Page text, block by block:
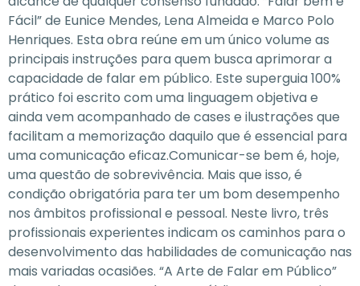
Fácil” de Eunice Mendes, Lena Almeida e Marco Polo
Henriques. Esta obra reúne em um único volume as
principais instruções para quem busca aprimorar a
capacidade de falar em público. Este superguia 100%
prático foi escrito com uma linguagem objetiva e
ainda vem acompanhado de cases e ilustrações que
facilitam a memorização daquilo que é essencial para
uma comunicação eficaz.Comunicar-se bem é, hoje,
uma questão de sobrevivência. Mais que isso, é
condição obrigatória para ter um bom desempenho
nos âmbitos profissional e pessoal. Neste livro, três
profissionais experientes indicam os caminhos para o
desenvolvimento das habilidades de comunicação nas
mais variadas ocasiões. “A Arte de Falar em Público”